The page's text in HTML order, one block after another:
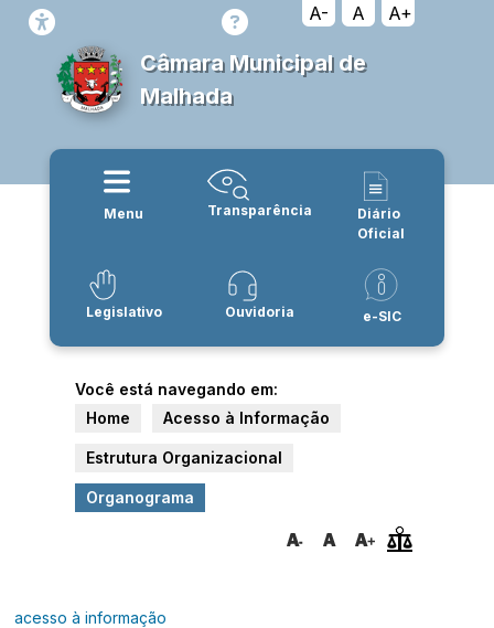
A- A A+
Câmara Municipal de
Malhada
Menu Transparência
Diário
Oficial
Legislativo Ouvidoria e-SIC
Você está navegando em:
Home
Acesso à Informação
Estrutura Organizacional
Organograma
acesso à informação